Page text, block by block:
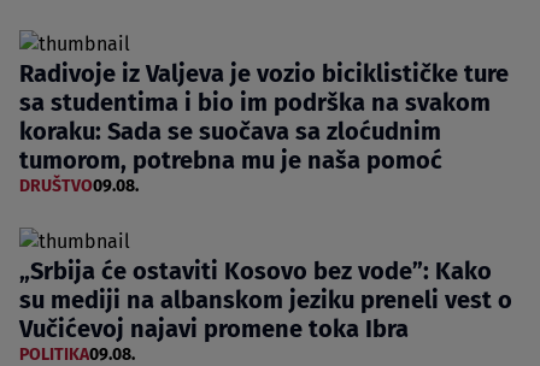
Radivoje iz Valjeva je vozio biciklističke ture
sa studentima i bio im podrška na svakom
koraku: Sada se suočava sa zloćudnim
tumorom, potrebna mu je naša pomoć
DRUŠTVO09.08.
„Srbija će ostaviti Kosovo bez vode”: Kako
su mediji na albanskom jeziku preneli vest o
Vučićevoj najavi promene toka Ibra
POLITIKA09.08.